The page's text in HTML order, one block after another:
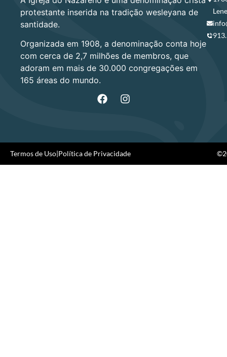
protestante inserida na tradição wesleyana de
santidade.
Organizada em 1908, a denominação conta hoje
com cerca de 2,7 milhões de membros, que
adoram em mais de 30.000 congregações em
165 áreas do mundo.
Termos de Uso|Política de Privacidade